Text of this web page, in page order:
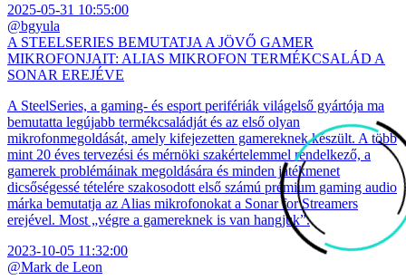
2025-05-31 10:55:00
@bgyula
A STEELSERIES BEMUTATJA A JÖVŐ GAMER
MIKROFONJAIT: ALIAS MIKROFON TERMÉKCSALÁD A
SONAR EREJÉVE
A SteelSeries, a gaming- és esport perifériák világelső gyártója ma
bemutatta legújabb termékcsaládját és az első olyan
mikrofonmegoldását, amely kifejezetten gamereknek készült. A több
mint 20 éves tervezési és mérnöki szakértelemmel rendelkező, a
gamerek problémáinak megoldására és minden játékmenet
dicsőségessé tételére szakosodott első számú prémium gaming audio
márka bemutatja az Alias mikrofonokat a Sonar for Streamers
erejével. Most „végre a gamereknek is van hangjuk”.
2023-10-05 11:32:00
@Mark de Leon